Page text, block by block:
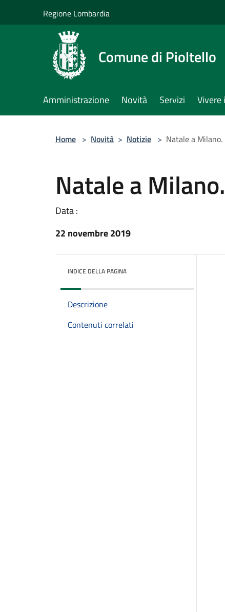
Regione Lombardia
Comune di Pioltello
Amministrazione Novità Servizi Vivere
Home > Novità > Notizie > Natale a
Natale a
Data :
22 novembre 2019
INDICE DELLA PAGINA
Descrizione
Contenuti correlati